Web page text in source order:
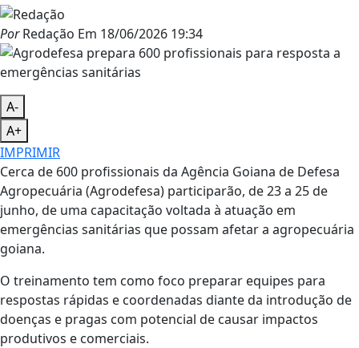
PorRedação Em 18/06/2026 19:34
A-
A+
IMPRIMIR
Cerca de 600 profissionais da Agência Goiana de Defesa
Agropecuária (Agrodefesa) participarão, de 23 a 25 de
junho, de uma capacitação voltada à atuação em
emergências sanitárias que possam afetar a agropecuária
goiana.
O treinamento tem como foco preparar equipes para
respostas rápidas e coordenadas diante da introdução de
doenças e pragas com potencial de causar impactos
produtivos e comerciais.